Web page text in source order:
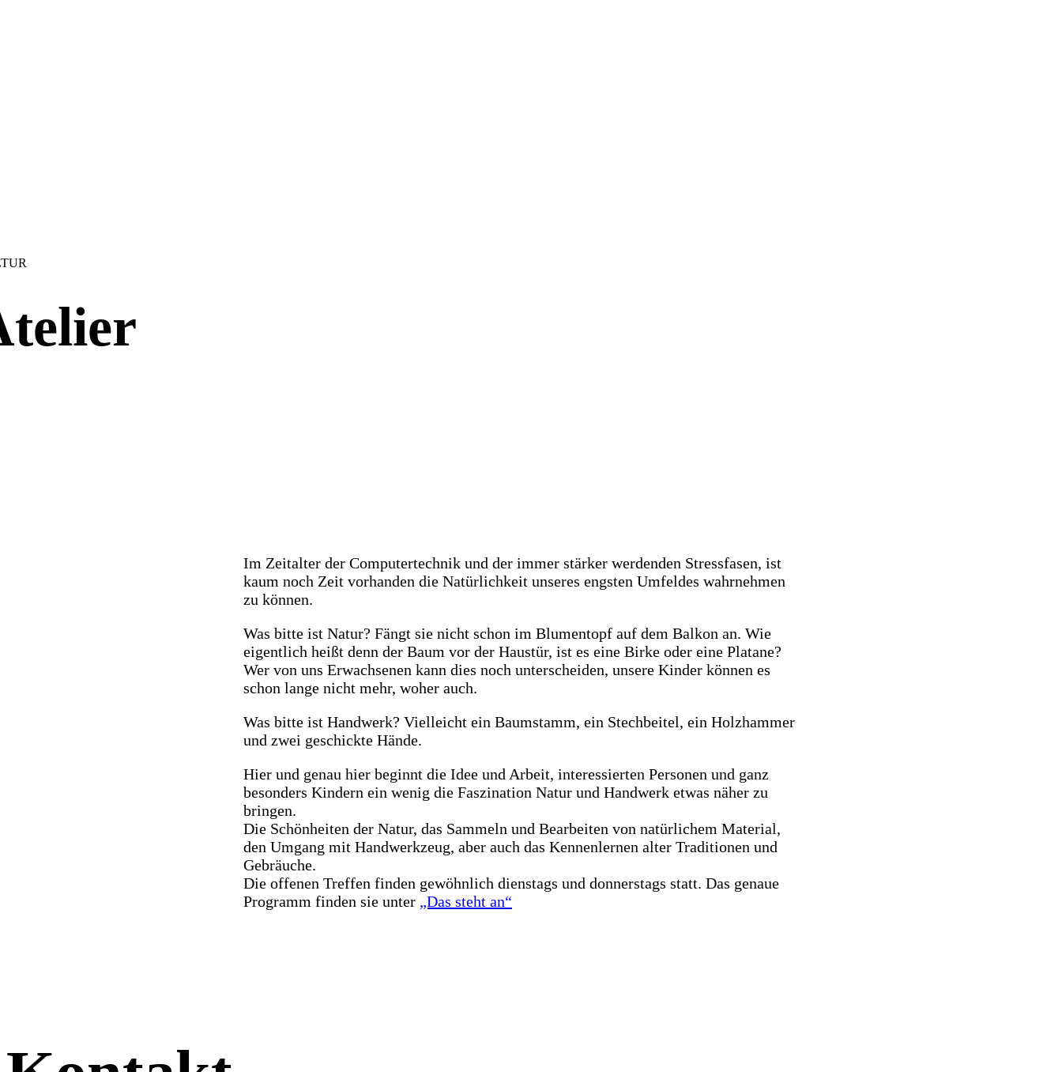
und Natur
Im Zeitalter der Computertechnik und der immer stärker werdenden Stressfasen, ist
kaum noch Zeit vorhanden die Natürlichkeit unseres engsten Umfeldes wahrnehmen
zu können.
Was bitte ist Natur? Fängt sie nicht schon im Blumentopf auf dem Balkon an. Wie
eigentlich heißt denn der Baum vor der Haustür, ist es eine Birke oder eine Platane?
Wer von uns Erwachsenen kann dies noch unterscheiden, unsere Kinder können es
schon lange nicht mehr, woher auch.
Was bitte ist Handwerk? Vielleicht ein Baumstamm, ein Stechbeitel, ein Holzhammer
und zwei geschickte Hände.
Hier und genau hier beginnt die Idee und Arbeit, interessierten Personen und ganz
besonders Kindern ein wenig die Faszination Natur und Handwerk etwas näher zu
bringen.
Die Schönheiten der Natur, das Sammeln und Bearbeiten von natürlichem Material,
den Umgang mit Handwerkzeug, aber auch das Kennenlernen alter Traditionen und
Gebräuche.
Die offenen Treffen finden gewöhnlich dienstags und donnerstags statt. Das genaue
Programm finden sie unter „Das steht an“